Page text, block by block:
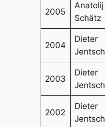
2005
Anatolij
Schätz
2004
Dieter
Jentsch
2003
Dieter
Jentsch
2002
Dieter
Jentsch